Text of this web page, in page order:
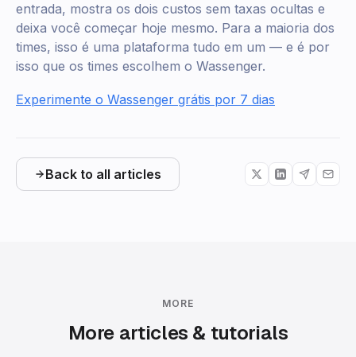
entrada, mostra os dois custos sem taxas ocultas e
deixa você começar hoje mesmo. Para a maioria dos
times, isso é uma plataforma tudo em um — e é por
isso que os times escolhem o Wassenger.
Experimente o Wassenger grátis por 7 dias
Back to all articles
MORE
More articles & tutorials